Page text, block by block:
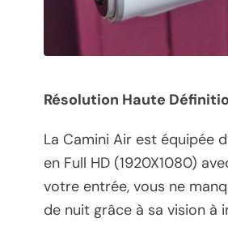
Résolution Haute
La Camini Air est équipée
en Full HD (1920X1080)
votre entrée, vous ne
de nuit grâce à sa vision à